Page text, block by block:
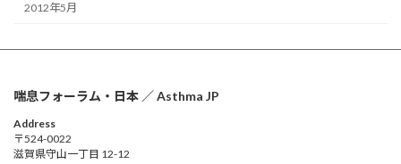
2012年5月
喘息フォーラム・日本 ／ Asthma JP
Address
〒524-0022
滋賀県守山一丁目 12-12